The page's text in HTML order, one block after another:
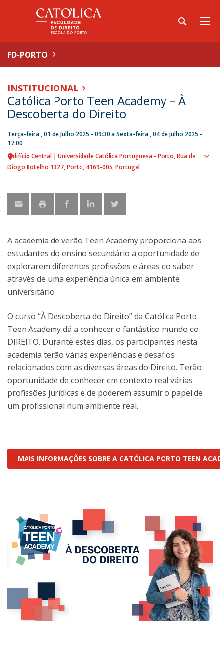
FD-PORTO
INSTITUCIONAL
Católica Porto Teen Academy – À
Descoberta do Direito
Terça-feira , 01 de Julho 2025 - 09:30 aSexta-feira , 04 de Julho 2025 -
17:00
Edifício Central | Universidade Católica Portuguesa - Porto Rua de
Diogo Botelho 1327 Porto 4169-005 Portugal
A academia de verão Teen Academy proporciona aos
estudantes do ensino secundário a oportunidade de
explorarem diferentes profissões e áreas do saber
através de uma experiência única em ambiente
universitário.
O curso “À Descoberta do Direito” da Católica Porto
Teen Academy dá a conhecer o fantástico mundo do
DIREITO. Durante estes dias, os participantes nesta
academia terão várias experiências e desafios
relacionados com as diversas áreas do Direito. Terão
oportunidade de conhecer em contexto real várias
profissões jurídicas e de poderem assumir o papel de
um profissional num ambiente real.
MAIS INFORMAÇÕES SOBRE A CATÓLICA PORTO TEEN